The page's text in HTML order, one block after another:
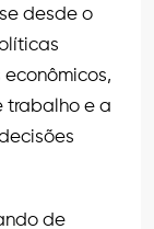
desde o
trabalho e a
de